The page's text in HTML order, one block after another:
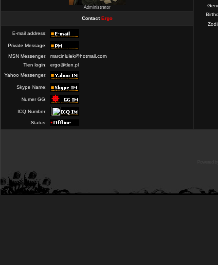
Administrator
ContactErgo
E-mail address:
Private Message:
MSN Messenger:
marcinlulek@hotmail.com
Tlen login:
ergo@tlen.pl
Yahoo Messenger:
Skype Name:
Numer GG:
ICQ Number:
Status: